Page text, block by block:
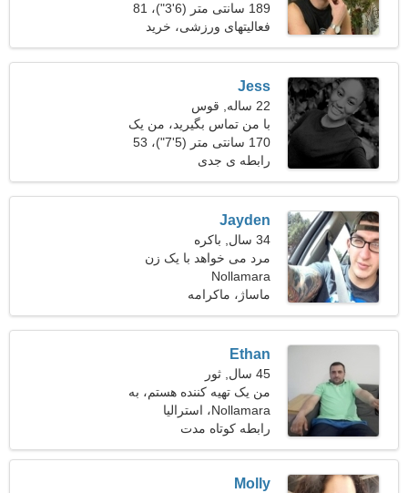
33
189 سانتی متر (6'3")، 81
کیلوگرم (178 پوند)
فعالیتهای ورزشی، خرید
Jess
22 ساله, قوس
با من تماس بگیرید، من یک
زن دلسوز هستم
170 سانتی متر (5'7")، 53
کیلوگرم (116 پوند)
رابطه ی جدی
Jayden
34 سال, باکره
مرد می خواهد با یک زن
ملاقات کند 25-29
Nollamara
ماساژ، ماکرامه
Ethan
45 سال, ثور
من یک تهیه کننده هستم، به
یک زن صمیمی نیاز دارم
Nollamara، استرالیا
رابطه کوتاه مدت
Molly